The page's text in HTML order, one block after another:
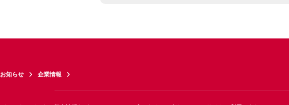
お知らせ 企業情報